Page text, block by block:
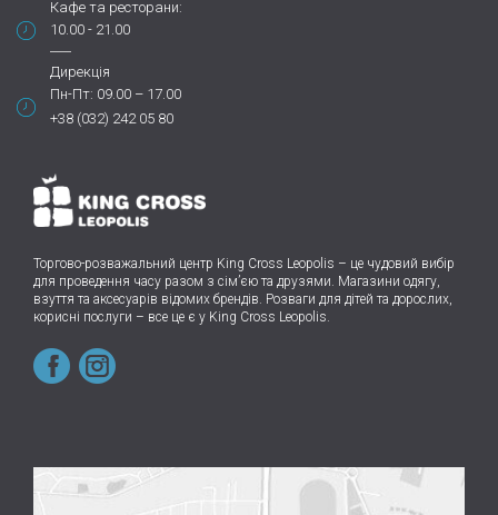
Кафе та ресторани:
10.00 - 21.00
Дирекція
Пн-Пт: 09.00 – 17.00
+38 (032) 242 05 80
Торгово-розважальний центр King Cross Leopolis – це чудовий вибір
для проведення часу разом з сім’єю та друзями. Магазини одягу,
взуття та аксесуарів відомих брендів. Розваги для дітей та дорослих,
корисні послуги – все це є у King Cross Leopolis.